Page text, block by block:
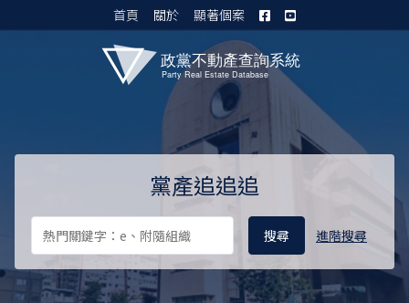
首頁 關於 顯著個案
黨產追追追
進階搜尋